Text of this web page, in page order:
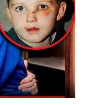
pembangunan